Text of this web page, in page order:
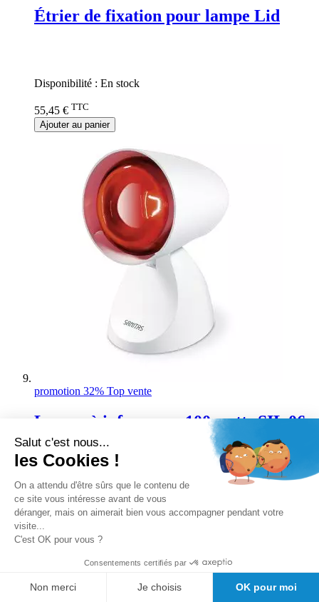
Étrier de fixation pour lampe Lid
Disponibilité : En stock
55,45 € TTC
Ajouter au panier
promotion 32% Top vente
Lampe à infrarouge 100 watts SIL 06
Sanitas
0%
Disponibilité :En stock
Prix spécial 25,20 €
Salut c'est nous...
les Cookies !
On a attendu d'être sûrs que le contenu de
ce site vous intéresse avant de vous
déranger, mais on aimerait bien vous accompagner pendant votre
visite...
C'est OK pour vous ?
Consentements certifiés par
Non merci Je choisis OK pour moi